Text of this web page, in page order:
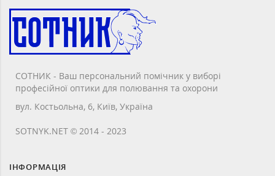
СОТНИК - Ваш персональний помічник у виборі
професійної оптики для полювання та охорони
вул. Костьольна, 6, Київ, Україна
SOTNYK.NET © 2014 - 2023
ІНФОРМАЦІЯ